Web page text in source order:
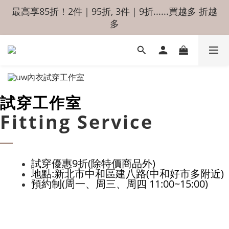
最高享85折！2件｜95折, 3件｜9折......買越多 折越
多
試穿工作室
Fitting Service
試穿優惠9折(除特價商品外)
地點:新北市中和區建八路(中和好市多附近)
預約制(周一、周三、周四 11:00~15:00)